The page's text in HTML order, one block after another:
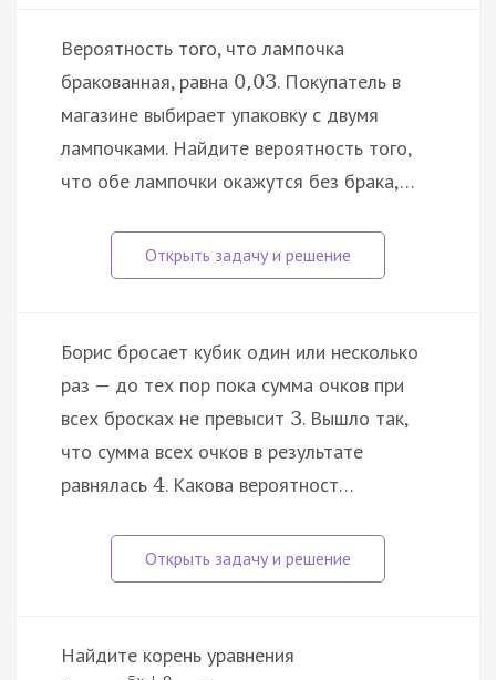
Вероятность того, что лампочка
бракованная, равна 0,03. Покупатель в
магазине выбирает упаковку с двумя
лампочками. Найдите вероятность того,
что обе лампочки окажутся без брака,…
Борис бросает кубик один или несколько
раз — до тех пор пока сумма очков при
всех бросках не превысит 3. Вышло так,
что сумма всех очков в результате
равнялась 4. Какова вероятност…
Найдите корень уравнения